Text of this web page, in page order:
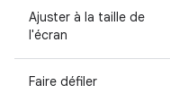
Ajuster à la taille de
l'écran
Faire défiler